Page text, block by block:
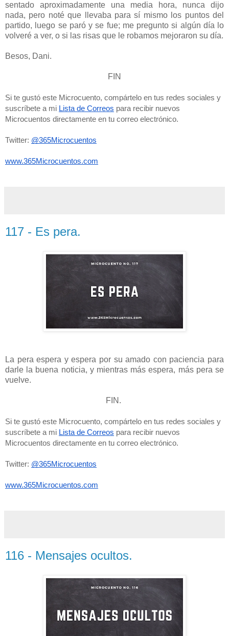
sentado aproximadamente una media hora, nunca dijo
nada, pero noté que llevaba para sí mismo los puntos del
partido, luego se paró y se fue; me pregunto si algún día lo
volveré a ver, o si las risas que le robamos mejoraron su día.
Besos, Dani.
FIN
Si te gustó este Microcuento, compártelo en tus redes sociales y
suscríbete a mi Lista de Correos para recibir nuevos
Microcuentos directamente en tu correo electrónico.
Twitter: @365Microcuentos
www.365Microcuentos.com
117 - Es pera.
La pera espera y espera por su amado con paciencia para
darle la buena noticia, y mientras más espera, más pera se
vuelve.
FIN.
Si te gustó este Microcuento, compártelo en tus redes sociales y
suscríbete a mi Lista de Correos para recibir nuevos
Microcuentos directamente en tu correo electrónico.
Twitter: @365Microcuentos
www.365Microcuentos.com
116 - Mensajes ocultos.